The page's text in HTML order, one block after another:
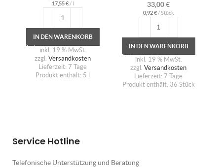
17,55€/
IN DEN WARENKORB
inkl. 19 % MwSt.
zzgl. Versandkosten
Lieferzeit: 7 Tage
Produkt enthält: 5
33,00€
0,92€/Stück
IN DEN WARENKORB
inkl. 19 % MwSt.
zzgl. Versandkosten
Lieferzeit: 7 Tage
Produkt enthält: 36 Stück
Service Hotline
Telefonische Unterstützung und Beratung